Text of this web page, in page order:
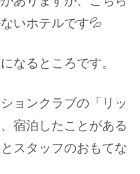
いホテルです💦
なるところです。
ョンクラブの「リッ
宿泊したことがある
スタッフのおもてな